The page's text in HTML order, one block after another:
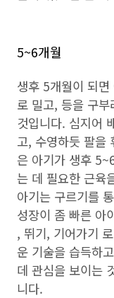
5~6개월
생후 5개월이 되
로 밀고, 등을 구
것입니다. 심지어
고, 수영하듯 팔을
은 아기가 생후
는 데 필요한 근육
아기는 구르기를
성장이 좀 빠른 아
, 뛰기, 기어가기
운 기술을 습득하
데 관심을 보이는
니다.